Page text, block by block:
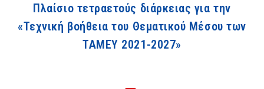
Πλαίσιο τετραετούς διάρκειας για την
«Τεχνική βοήθεια του Θεματικού Μέσου των
ΤΑΜΕΥ 2021-2027»